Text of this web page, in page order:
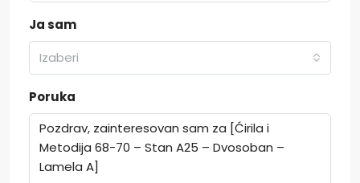
Ja sam
Izaberi
Poruka